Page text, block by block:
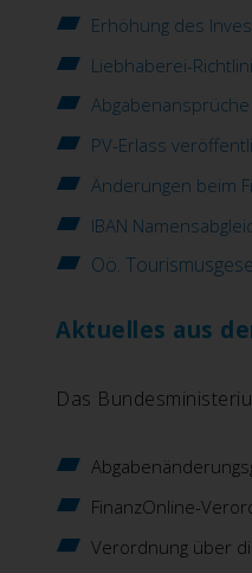
Erhöhung des
Liebhaberei-
PV-Erlass
Änderungen beim
IBAN
Oö.
Aktuelles aus
Das
FinanzOnline-
Verordnung über